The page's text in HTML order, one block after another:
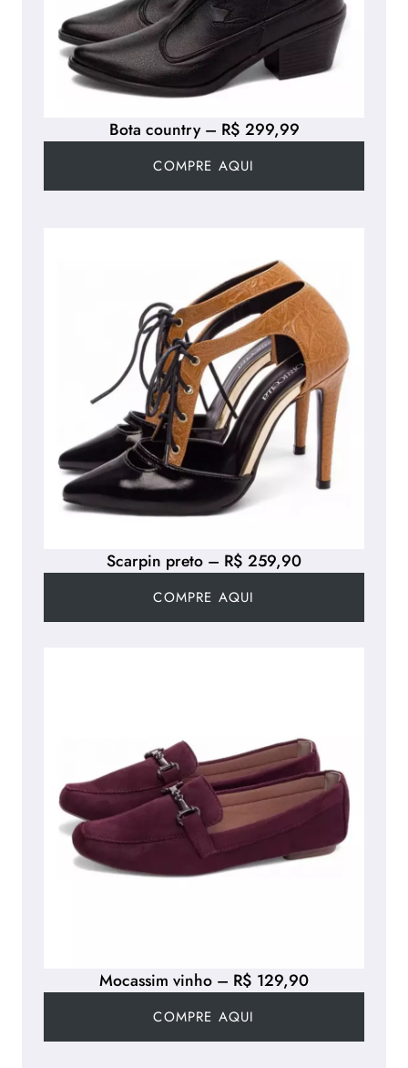
Scarpin preto – R$ 259,90
COMPRE AQUI
Bota country – R$ 299,99
COMPRE AQUI
Mocassim vinho – R$ 129,90
COMPRE AQUI